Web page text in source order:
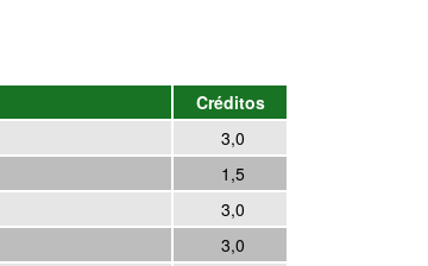
Créditos
3,0
1,5
3,0
3,0